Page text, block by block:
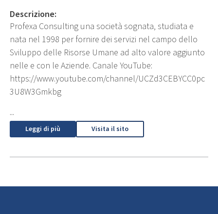
Descrizione:
Profexa Consulting una società sognata, studiata e
nata nel 1998 per fornire dei servizi nel campo dello
Sviluppo delle Risorse Umane ad alto valore aggiunto
nelle e con le Aziende. Canale YouTube:
https://www.youtube.com/channel/UCZd3CEBYCC0pc
3U8W3Gmkbg
...
Leggi di più Visita il sito